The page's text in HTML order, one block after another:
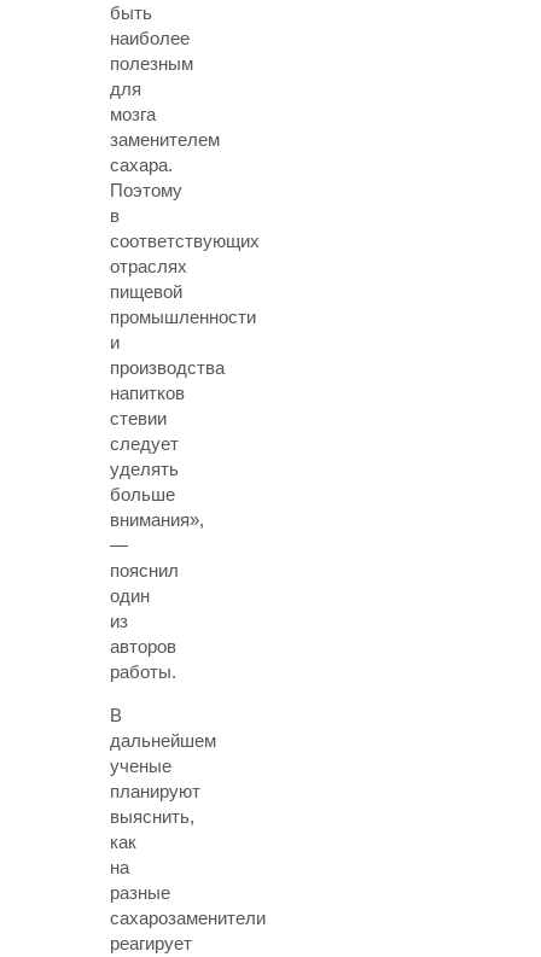
быть
наиболее
полезным
для
мозга
заменителем
сахара.
Поэтому
в
соответствующих
отраслях
пищевой
промышленности
и
производства
напитков
стевии
следует
уделять
больше
внимания»,
—
пояснил
один
из
авторов
работы.
В
дальнейшем
ученые
планируют
выяснить,
как
на
разные
сахарозаменители
реагирует